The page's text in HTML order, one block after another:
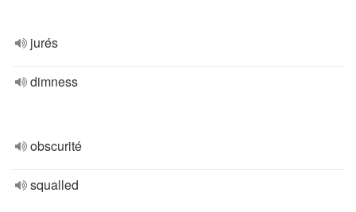
jurés
dimness
obscurité
squalled